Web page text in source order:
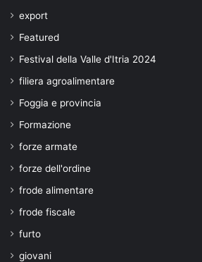
export
Featured
Festival della Valle d'Itria 2024
filiera agroalimentare
Foggia e provincia
Formazione
forze armate
forze dell'ordine
frode alimentare
frode fiscale
furto
giovani